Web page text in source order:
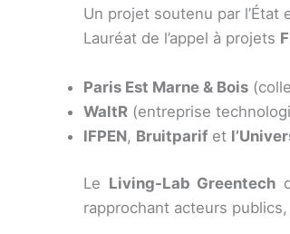
Un projet soutenu par l’État
Lauréat de l’appel à projets
Paris Est Marne & Bois
WaltR (entreprise
IFPEN, Bruitparif et
Le Living-Lab Greentech
rapprochant acteurs